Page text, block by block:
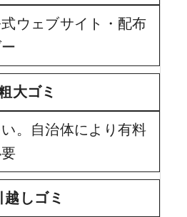
ウェブサイト・配布
大ゴミ
。自治体により有料
越しゴミ